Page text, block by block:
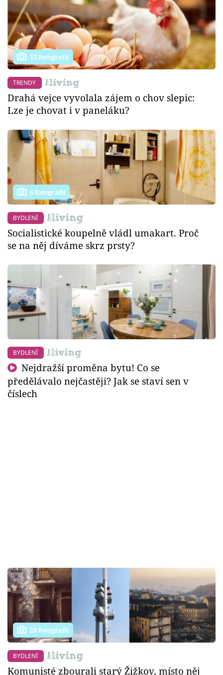
12 fotografií
TRENDY
Drahá vejce vyvolala zájem o chov slepic:
Lze je chovat i v paneláku?
6 fotografií
BYDLENÍ
Socialistické koupelně vládl umakart. Proč
se na něj díváme skrz prsty?
BYDLENÍ
Nejdražší proměna bytu! Co se
předělávalo nejčastěji? Jak se staví sen v
číslech
20 fotografií
BYDLENÍ
Komunisté zbourali starý Žižkov, místo něj